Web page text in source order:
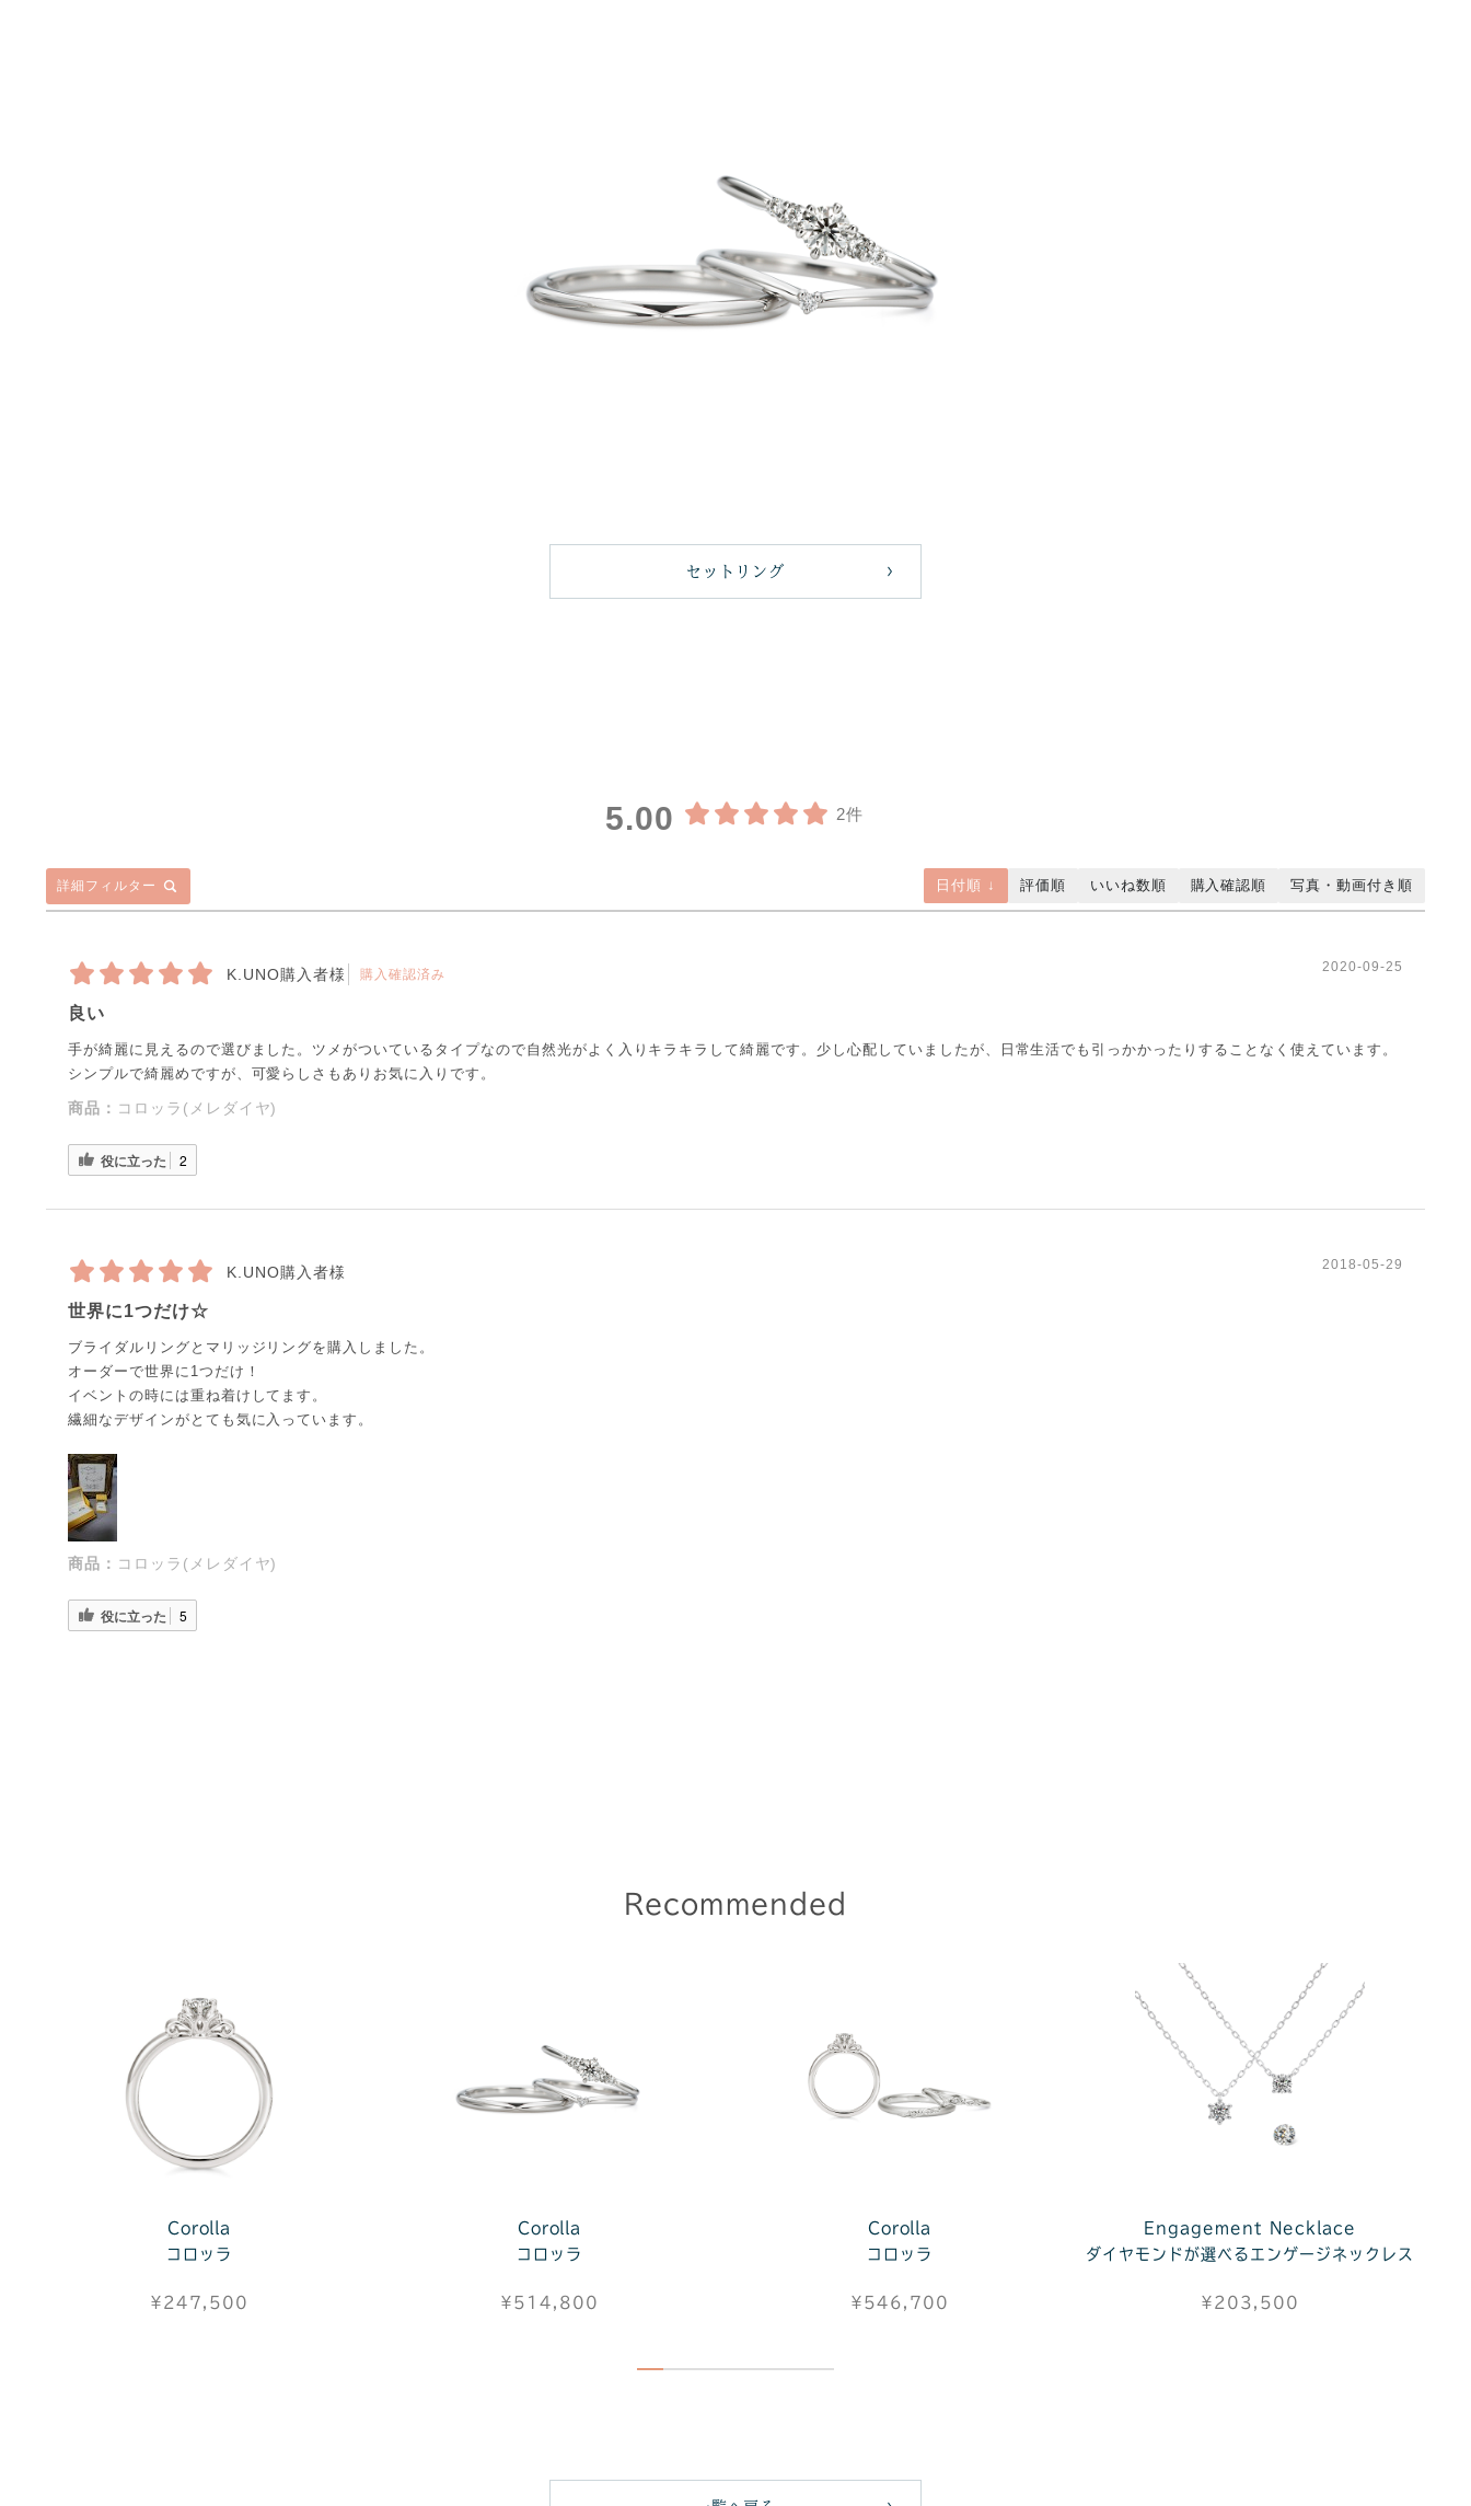
セットリング
5.00 2件
詳細フィルター 日付順 ↓ 評価順 いいね数順 購入確認順 写真・動画付き順
K.UNO購入者様 購入確認済み 2020-09-25
良い
手が綺麗に見えるので選びました。ツメがついているタイプなので自然光がよく入りキラキラして綺麗です。少し心配していましたが、日常生活でも引っかかったりすることなく使えています。
シンプルで綺麗めですが、可愛らしさもありお気に入りです。
商品： コロッラ(メレダイヤ)
役に立った 2
K.UNO購入者様 2018-05-29
世界に1つだけ☆
ブライダルリングとマリッジリングを購入しました。
オーダーで世界に1つだけ！
イベントの時には重ね着けしてます。
繊細なデザインがとても気に入っています。
商品： コロッラ(メレダイヤ)
役に立った 5
Recommended
Corolla
コロッラ
¥247,500
Corolla
コロッラ
¥514,800
Corolla
コロッラ
¥546,700
Engagement Necklace
ダイヤモンドが選べるエンゲージネックレス
¥203,500